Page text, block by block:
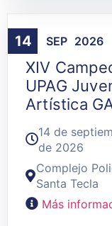
14 SEP 2026
Agenda ,La
XIV
UPAG
Artística
14 de
de 2026
Complejo
Santa Tecla
Más